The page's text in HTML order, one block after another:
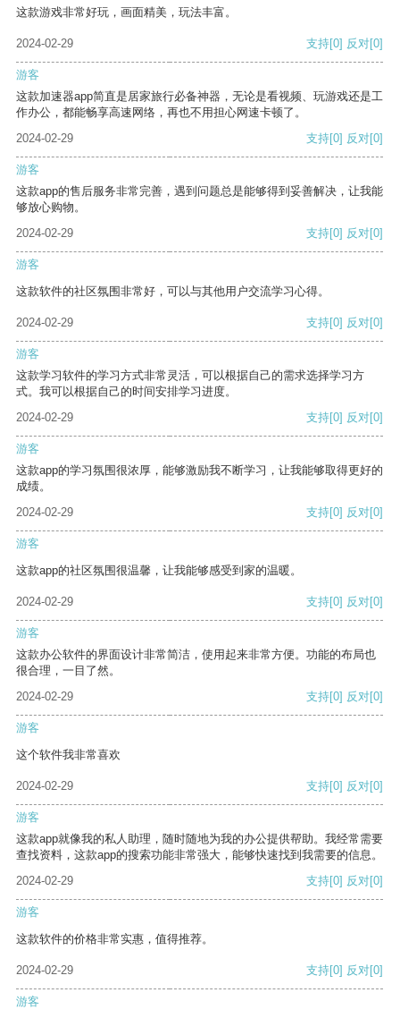
这款游戏非常好玩，画面精美，玩法丰富。
2024-02-29 支持[0] 反对[0]
游客
这款加速器app简直是居家旅行必备神器，无论是看视频、玩游戏还是工
作办公，都能畅享高速网络，再也不用担心网速卡顿了。
2024-02-29
支持[0] 反对[0]
游客
这款app的售后服务非常完善，遇到问题总是能够得到妥善解决，让我能
够放心购物。
2024-02-29
支持[0] 反对[0]
游客
这款软件的社区氛围非常好，可以与其他用户交流学习心得。
2024-02-29 支持[0] 反对[0]
游客
这款学习软件的学习方式非常灵活，可以根据自己的需求选择学习方
式。我可以根据自己的时间安排学习进度。
2024-02-29
支持[0] 反对[0]
游客
这款app的学习氛围很浓厚，能够激励我不断学习，让我能够取得更好的
成绩。
2024-02-29
支持[0] 反对[0]
游客
这款app的社区氛围很温馨，让我能够感受到家的温暖。
2024-02-29 支持[0] 反对[0]
游客
这款办公软件的界面设计非常简洁，使用起来非常方便。功能的布局也
很合理，一目了然。
2024-02-29
支持[0] 反对[0]
游客
这个软件我非常喜欢
2024-02-29 支持[0] 反对[0]
游客
这款app就像我的私人助理，随时随地为我的办公提供帮助。我经常需要
查找资料，这款app的搜索功能非常强大，能够快速找到我需要的信息。
2024-02-29
支持[0] 反对[0]
游客
这款软件的价格非常实惠，值得推荐。
2024-02-29 支持[0] 反对[0]
游客